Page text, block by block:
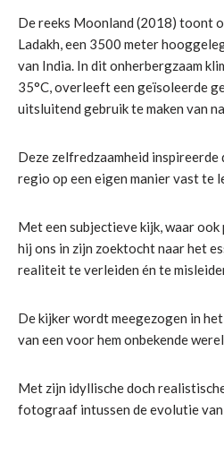
De reeks Moonland (2018) toont
Ladakh, een 3500 meter
van India. In dit onherbergzaam
35°C, overleeft een geïsoleerde
uitsluitend gebruik te maken van
Deze zelfredzaamheid
regio op een eigen manier vast te
Met een subjectieve kijk, waar
hij ons in zijn zoektocht naar het
realiteit te verleiden én te
De kijker wordt meegezogen in
van een voor hem onbekende
Met zijn idyllische doch
fotograaf intussen de evolutie van